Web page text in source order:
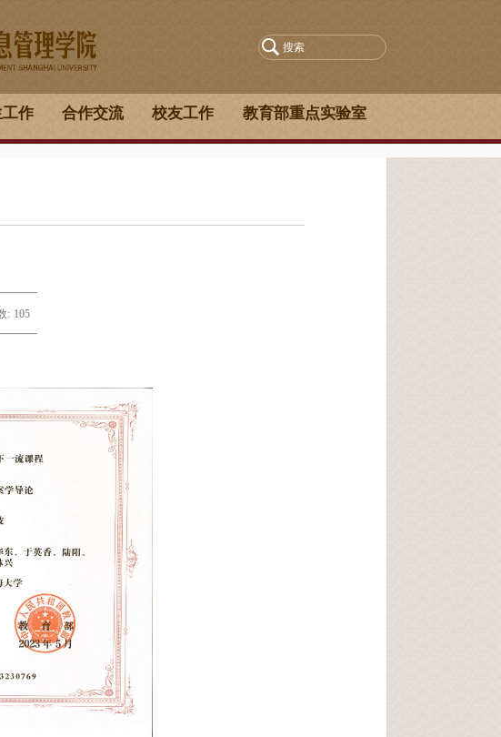
作 合作交流 校友工作 教育部重点实验室
: 105